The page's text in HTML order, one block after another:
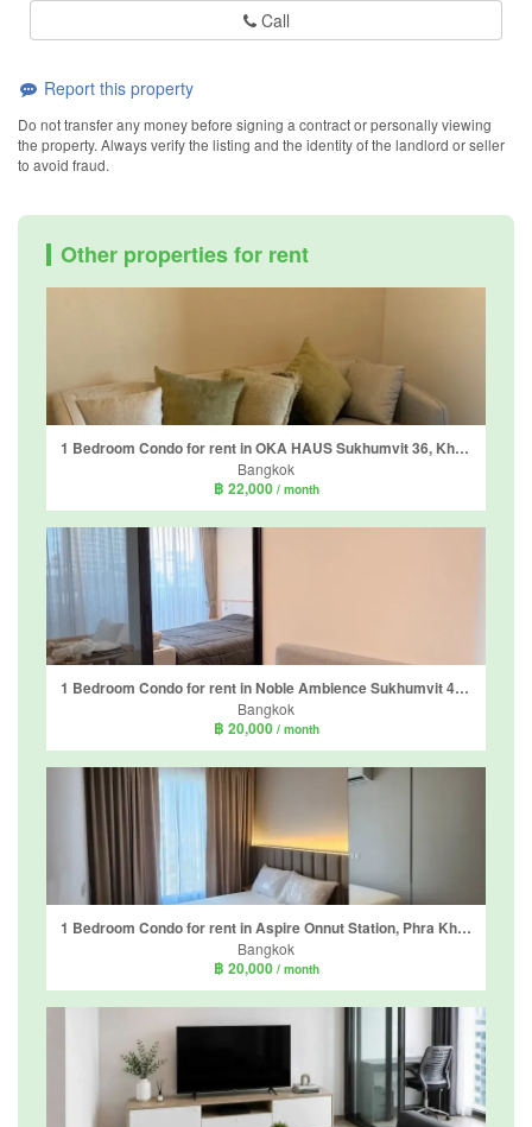
Call
Report this property
Do not transfer any money before signing a contract or personally viewing
the property. Always verify the listing and the identity of the landlord or seller
to avoid fraud.
Other properties for rent
1 Bedroom Condo for rent in OKA HAUS Sukhumvit 36, Khlong Tan, Bangkok near BTS Thong Lo
Bangkok
฿ 22,000 / month
1 Bedroom Condo for rent in Noble Ambience Sukhumvit 42, Phra Khanong, Bangkok near BTS Ekkamai
Bangkok
฿ 20,000 / month
1 Bedroom Condo for rent in Aspire Onnut Station, Phra Khanong, Bangkok near BTS On Nut
Bangkok
฿ 20,000 / month